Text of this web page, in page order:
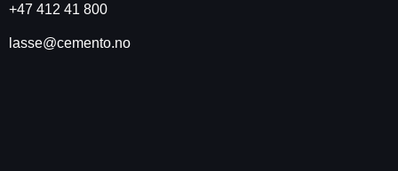
+47 412 41 800
lasse@cemento.no